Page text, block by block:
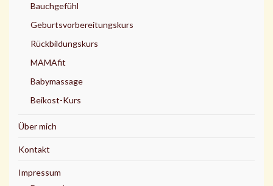
Bauchgefühl
Geburtsvorbereitungskurs
Rückbildungskurs
MAMAfit
Babymassage
Beikost-Kurs
Über mich
Kontakt
Impressum